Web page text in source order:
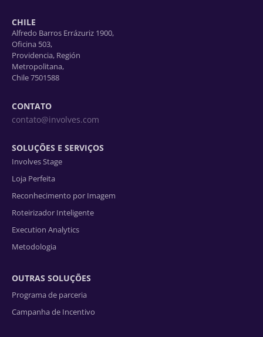
CHILE
Alfredo Barros Errázuriz 1900,
Oficina 503,
Providencia, Región
Metropolitana,
Chile 7501588
CONTATO
contato@involves.com
SOLUÇÕES E SERVIÇOS
Involves Stage
Loja Perfeita
Reconhecimento por Imagem
Roteirizador Inteligente
Execution Analytics
Metodologia
OUTRAS SOLUÇÕES
Programa de parceria
Campanha de Incentivo